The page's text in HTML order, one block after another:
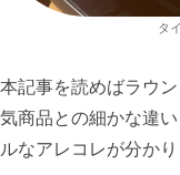
タ
本記事を読めばラウ
気商品との細かな違
ルなアレコレが分かり